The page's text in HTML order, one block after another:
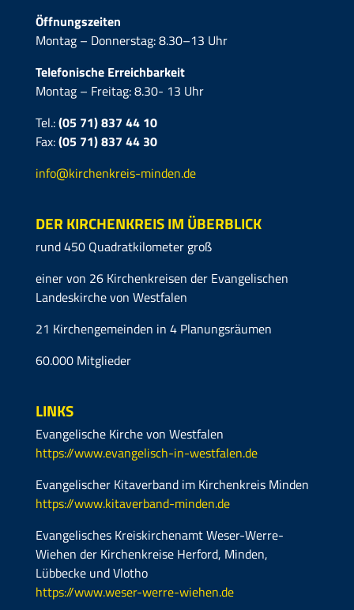
Öffnungszeiten
Montag – Donnerstag: 8.30–13 Uhr
Telefonische Erreichbarkeit
Montag – Freitag: 8.30- 13 Uhr
Tel.:(05 71) 837 44 10
Fax:(05 71)837 44 30
info@kirchenkreis-minden.de
DER KIRCHENKREIS IM ÜBERBLICK
rund 450 Quadratkilometer groß
einer von 26 Kirchenkreisen der Evangelischen
Landeskirche von Westfalen
21 Kirchengemeinden in 4 Planungsräumen
60.000 Mitglieder
LINKS
Evangelische Kirche von Westfalen
https://www.evangelisch-in-westfalen.de
Evangelischer Kitaverband im Kirchenkreis Minden
https://www.kitaverband-minden.de
Evangelisches Kreiskirchenamt Weser-Werre-
Wiehen der Kirchenkreise Herford, Minden,
Lübbecke und Vlotho
https://www.weser-werre-wiehen.de